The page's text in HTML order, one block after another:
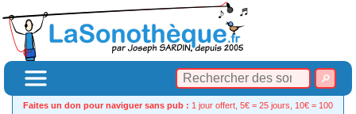
Faites un don pour naviguer sans pub : 1 jour offert, 5€ = 25 jours, 10€ = 100